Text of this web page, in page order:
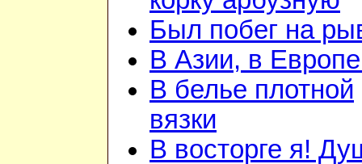
Был побег на
В Азии, в
В белье плотной
вязки
В восторге я!